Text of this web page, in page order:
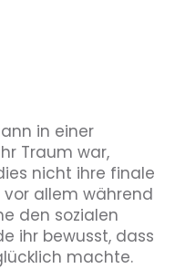
in einer
Traum war,
nicht ihre finale
vor allem während
den sozialen
ihr bewusst, dass
machte.